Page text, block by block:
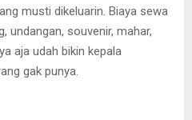
musti dikeluarin. Biaya sewa
undangan, souvenir, mahar,
aja udah bikin kepala
gak punya.